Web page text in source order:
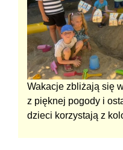
Wakacje zbliżają się
z pięknej pogody i
dzieci korzystają z